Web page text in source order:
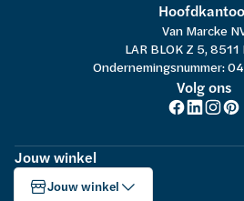
Van Marcke
LAR BLOK Z 5,
Ondernemingsnummer:
Volg ons
Jouw winkel
Jouw winkel